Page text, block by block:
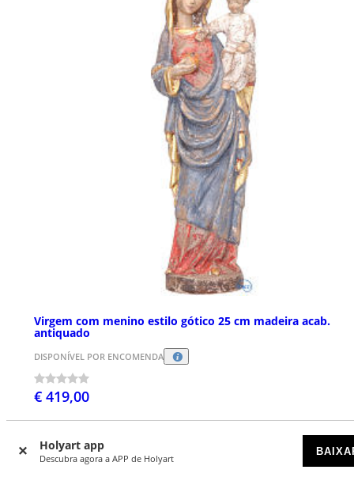
Holyart app
Descubra agora a APP de Holyart
Virgem com menino estilo gótico 25 cm madeira acab.
antiquado
DISPONÍVEL POR ENCOMENDA
€ 419,00